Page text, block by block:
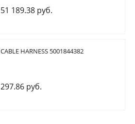
51 189.38 руб.
CABLE HARNESS 5001844382
297.86 руб.